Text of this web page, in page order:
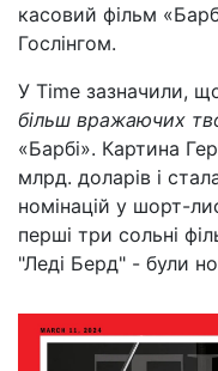
касовий фільм
Гослінгом.
У Time зазначили,
більш вражаючих
«Барбі». Картина
млрд. доларів і
номінацій у шорт-
перші три сольні
"Леді Берд" - були